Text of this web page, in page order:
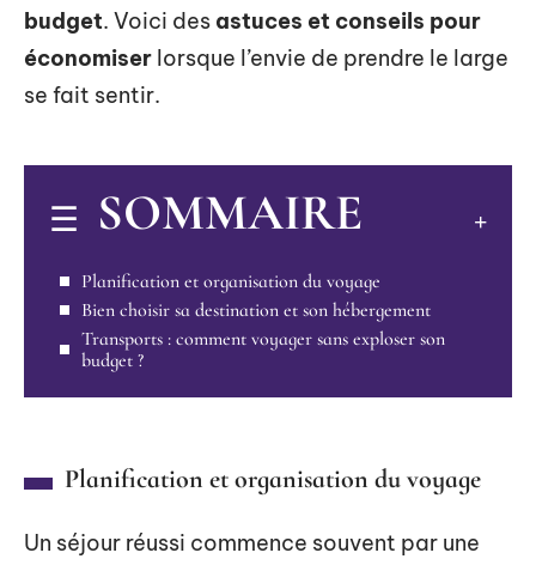
budget. Voici des astuces et conseils pour
économiser lorsque l’envie de prendre le large
se fait sentir.
SOMMAIRE
Planification et organisation du voyage
Bien choisir sa destination et son hébergement
Transports : comment voyager sans exploser son
budget ?
Planification et organisation du voyage
Un séjour réussi commence souvent par une